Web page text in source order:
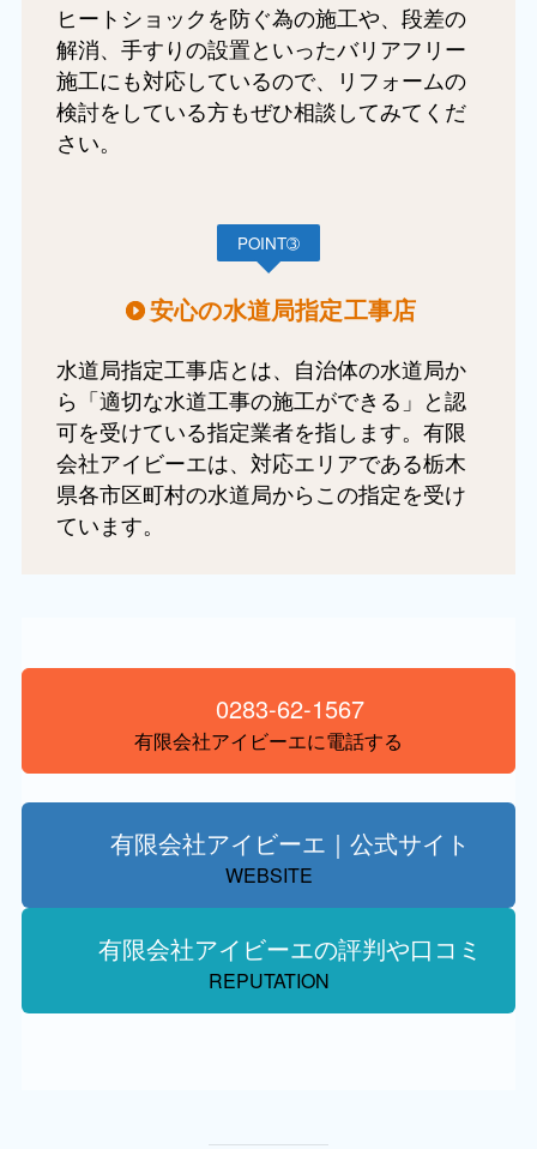
ヒートショックを防ぐ為の施工や、段差の
解消、手すりの設置といったバリアフリー
施工にも対応しているので、リフォームの
検討をしている方もぜひ相談してみてくだ
さい。
POINT➂
安心の水道局指定工事店
水道局指定工事店とは、自治体の水道局か
ら「適切な水道工事の施工ができる」と認
可を受けている指定業者を指します。有限
会社アイビーエは、対応エリアである栃木
県各市区町村の水道局からこの指定を受け
ています。
0283-62-1567
有限会社アイビーエに電話する
有限会社アイビーエ｜公式サイト
WEBSITE
有限会社アイビーエの評判や口コミ
REPUTATION